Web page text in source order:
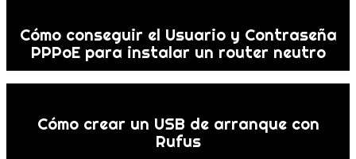
Cómo conseguir el Usuario y Contraseña
PPPoE para instalar un router neutro
Cómo crear un USB de arranque con
Rufus